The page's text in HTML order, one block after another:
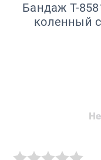
Бандаж Т-
коленный